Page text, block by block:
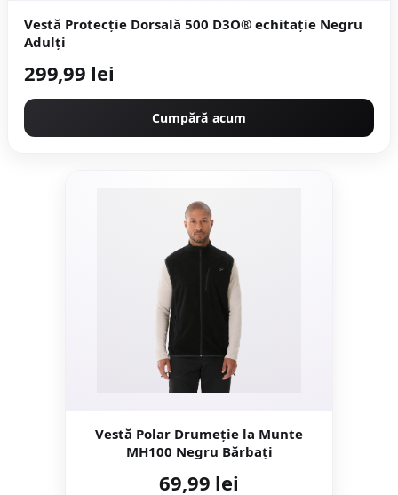
Vestă Protecţie Dorsală 500 D3O® echitație Negru
Adulți
299,99 lei
Cumpără acum
Vestă Polar Drumeţie la Munte
MH100 Negru Bărbați
69,99 lei